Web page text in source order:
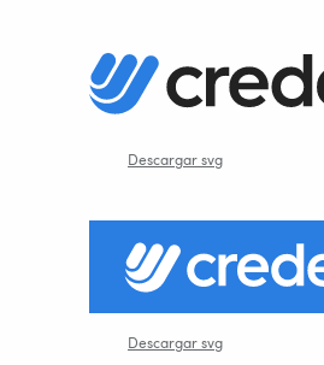
Descargar svg
Descargar svg